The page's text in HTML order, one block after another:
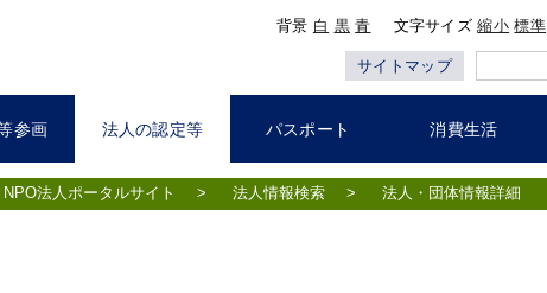
背景 白 黒 青 文字サイズ縮小 標準
サイトマップ
参画 法人の認定等 パスポート 消費生活
NPO法人ポータルサイト > 法人情報検索 > 法人・団体情報詳細